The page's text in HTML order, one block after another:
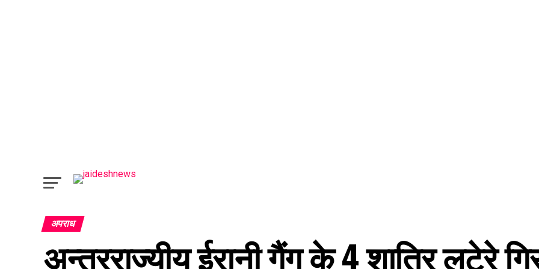
अपराध
अन्तरराज्यीय ईरानी गैंग के 4 शातिर लुटेरे